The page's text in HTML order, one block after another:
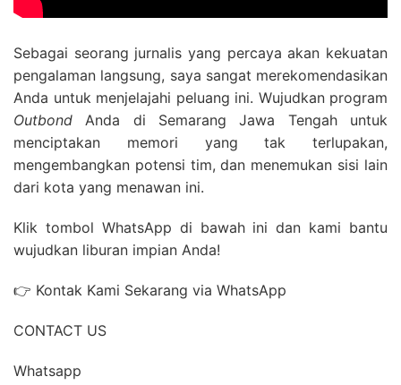
Sebagai seorang jurnalis yang percaya akan kekuatan
pengalaman langsung, saya sangat merekomendasikan
Anda untuk menjelajahi peluang ini. Wujudkan program
Outbond Anda di Semarang Jawa Tengah untuk
menciptakan memori yang tak terlupakan,
mengembangkan potensi tim, dan menemukan sisi lain
dari kota yang menawan ini.
Klik tombol WhatsApp di bawah ini dan kami bantu
wujudkan liburan impian Anda!
👉 Kontak Kami Sekarang via WhatsApp
CONTACT US
Whatsapp